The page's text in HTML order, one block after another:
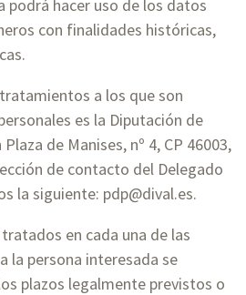
podrá hacer uso de los datos
con finalidades históricas,
a los que son
es la Diputación de
de Manises, nº 4, CP 46003,
de contacto del Delegado
la siguiente: pdp@dival.es.
en cada una de las
la persona interesada se
plazos legalmente previstos o